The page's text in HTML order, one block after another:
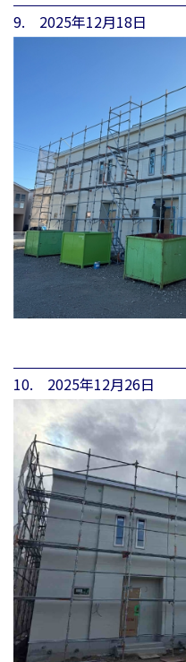
9. 2025年12月18日
10. 2025年12月26日